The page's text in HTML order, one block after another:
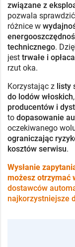
związane z
pozwala
różnice w
technicznego.
jest trwałe i
rzut oka.
Korzystając z listy
do lodów włoskich
producentów i
to dopasowanie
oczekiwanego
ograniczając
kosztów serwisu.
Wysłanie
możesz otrzymać
dostawców
najkorzystniejsze